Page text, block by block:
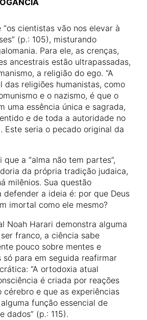
cientistas vão nos elevar à
(p.: 105), misturando
Para ele, as crenças,
ancestrais estão ultrapassadas,
a religião do ego. “A
das religiões humanistas, como
e o nazismo, é que o
uma essência única e sagrada,
e de toda a autoridade no
Este seria o pecado original da
que a “alma não tem partes”,
da própria tradição judaica,
milênios. Sua questão
defender a ideia é: por que Deus
imortal como ele mesmo?
Noah Harari demonstra alguma
franco, a ciência sabe
pouco sobre mentes e
só para em seguida reafirmar
“A ortodoxia atual
é criada por reações
cérebro e que as experiências
função essencial de
dados” (p.: 115).